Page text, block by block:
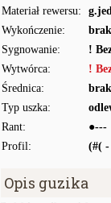
Materiał rewersu:
Wykończenie:
brak
Sygnowanie:
!
Wytwórca:
!
Średnica:
Typ uszka:
Rant:
●---
Profil:
(#( -
Opis guzika